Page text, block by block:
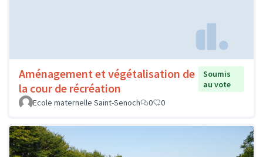
Aménagement et végétalisation de
la cour de récréation
Soumis
au vote
Ecole maternelle Saint-Senoch
0 0